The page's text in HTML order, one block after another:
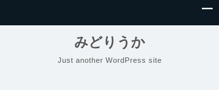
みどりうか
Just another WordPress site